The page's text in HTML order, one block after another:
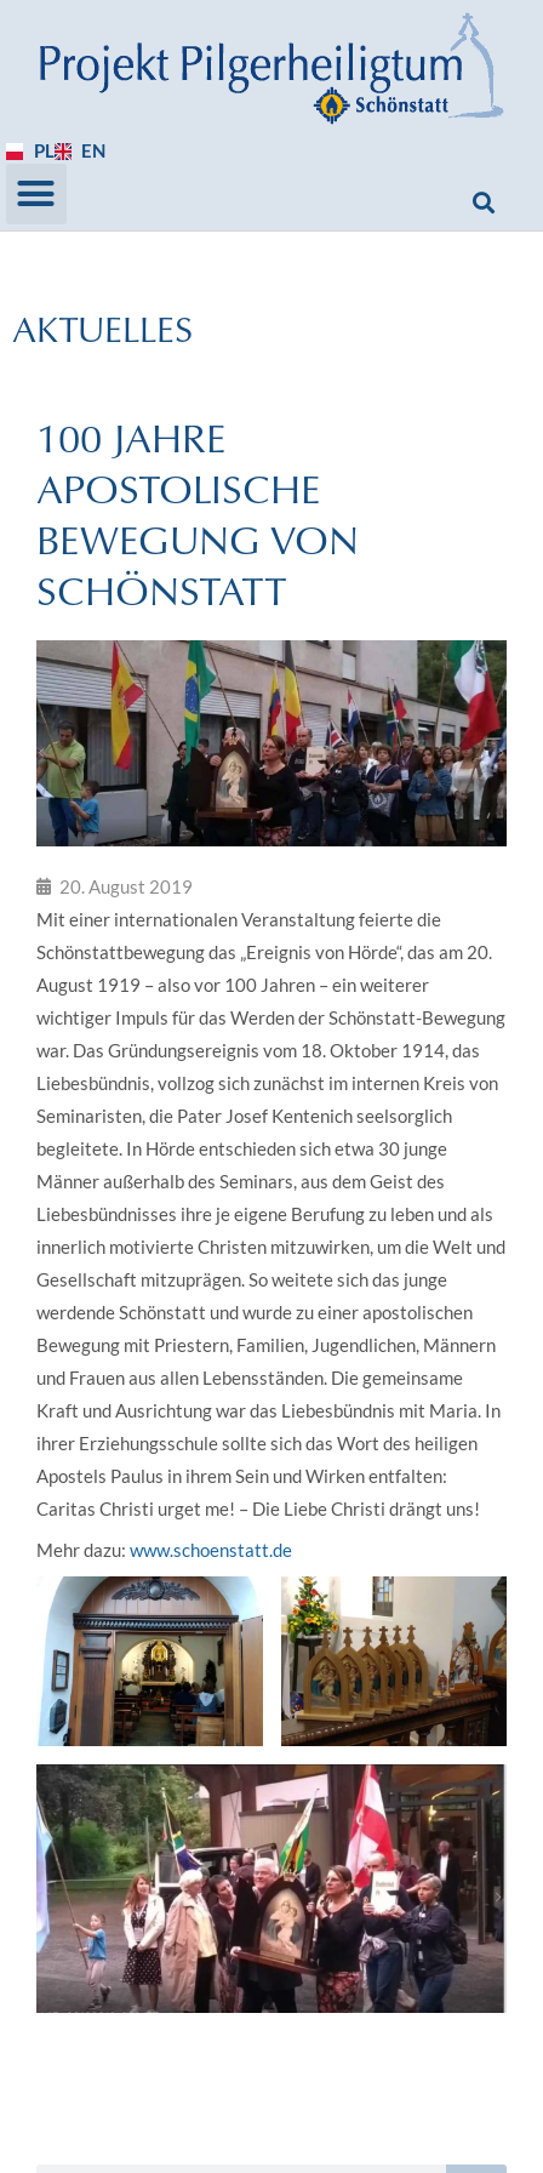
PL EN
AKTUELLES
100 JAHRE
APOSTOLISCHE
BEWEGUNG VON
SCHÖNSTATT
20. August 2019
Mit einer internationalen Veranstaltung feierte die
Schönstattbewegung das „Ereignis von Hörde“, das am 20.
August 1919 – also vor 100 Jahren – ein weiterer
wichtiger Impuls für das Werden der Schönstatt-Bewegung
war. Das Gründungsereignis vom 18. Oktober 1914, das
Liebesbündnis, vollzog sich zunächst im internen Kreis von
Seminaristen, die Pater Josef Kentenich seelsorglich
begleitete. In Hörde entschieden sich etwa 30 junge
Männer außerhalb des Seminars, aus dem Geist des
Liebesbündnisses ihre je eigene Berufung zu leben und als
innerlich motivierte Christen mitzuwirken, um die Welt und
Gesellschaft mitzuprägen. So weitete sich das junge
werdende Schönstatt und wurde zu einer apostolischen
Bewegung mit Priestern, Familien, Jugendlichen, Männern
und Frauen aus allen Lebensständen. Die gemeinsame
Kraft und Ausrichtung war das Liebesbündnis mit Maria. In
ihrer Erziehungsschule sollte sich das Wort des heiligen
Apostels Paulus in ihrem Sein und Wirken entfalten:
Caritas Christi urget me! – Die Liebe Christi drängt uns!
Mehr dazu: www.schoenstatt.de